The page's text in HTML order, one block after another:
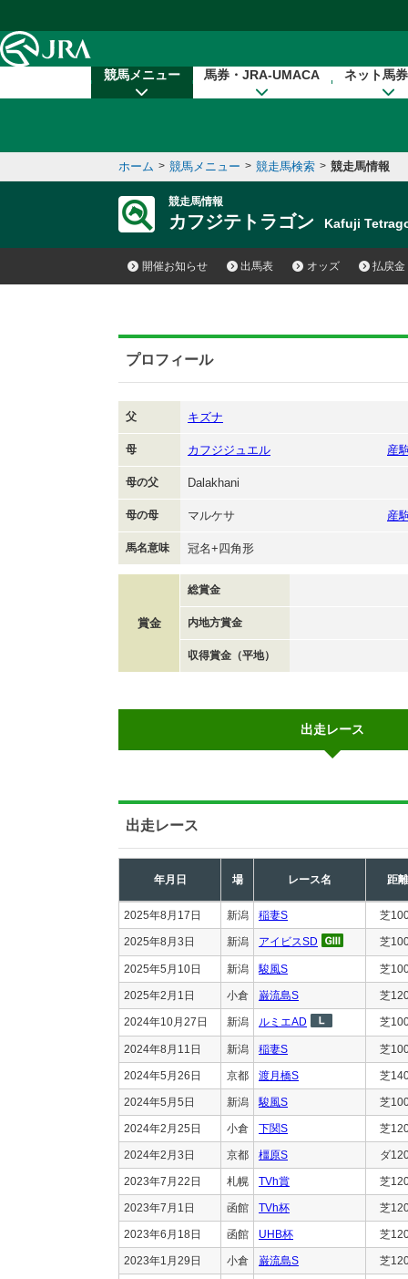
競馬メニュー 馬券・JRA-UMACA ネット馬
ホーム > 競馬メニュー > 競走馬検索 > 競走馬情報
競走馬情報
カフジテトラゴン Kafuji
開催お知らせ 出馬表 オッズ 払戻金
プロフィール
父 キズナ
母 カフジジュエル 産
母の父 Dalakhani
母の母 マルケサ 産
馬名意味 冠名+四角形
賞金
総賞金
内地方賞金
収得賞金（平地）
出走レース
出走レース
年月日 場 レース名 距離
2025年8月17日 新潟 稲妻S 芝
2025年8月3日 新潟 アイビスSD 芝
2025年5月10日 新潟 駿風S 芝
2025年2月1日 小倉 巌流島S 芝
2024年10月27日 新潟 ルミエAD 芝
2024年8月11日 新潟 稲妻S 芝
2024年5月26日 京都 渡月橋S 芝
2024年5月5日 新潟 駿風S 芝
2024年2月25日 小倉 下関S 芝
2024年2月3日 京都 橿原S ダ
2023年7月22日 札幌 TVh賞 芝
2023年7月1日 函館 TVh杯 芝
2023年6月18日 函館 UHB杯 芝
2023年1月29日 小倉 巌流島S 芝